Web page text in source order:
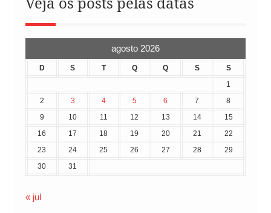
agosto 2026
D S T Q Q S
S
1
2
3 4 5 6 7
8
9
10 11 12 13 14
15
16
17 18 19 20 21
22
23
24 25 26 27 28
29
30
31
« jul